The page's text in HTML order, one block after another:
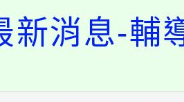
園市運動會8/
游泳池舉行。
收入戶享有免
，中低收入戶
新消息-輔